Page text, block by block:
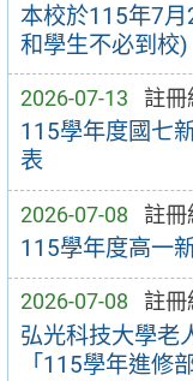
本校於115年7
和學生不必到校)
2026-07-13 註冊
115學年度國七
表
2026-07-08 註冊
115學年度高一
2026-07-08 註冊
弘光科技大學老
「115學年進修